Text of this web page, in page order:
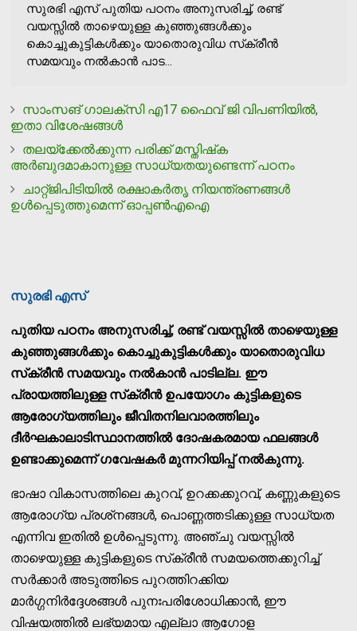
സുരഭി എസ് പുതിയ പഠനം അനുസരിച്ച്, രണ്ട്
വയസ്സില്‍ താഴെയുള്ള കുഞ്ഞുങ്ങള്‍ക്കും
കൊച്ചുകുട്ടികള്‍ക്കും യാതൊരുവിധ സ്‌ക്രീന്‍
സമയവും നല്‍കാന്‍ പാട...
സാംസങ് ഗാലക്സി എ17 ഫൈവ് ജി വിപണിയില്‍,
ഇതാ വിശേഷങ്ങൾ
തലയ്ക്കേല്‍ക്കുന്ന പരിക്ക് മസ്തിഷ്‌ക
അര്‍ബുദമാകാനുള്ള സാധ്യതയുണ്ടെന്ന് പഠനം
ചാറ്റ്ജിപിടിയില്‍ രക്ഷാകര്‍തൃ നിയന്ത്രണങ്ങള്‍
ഉള്‍പ്പെടുത്തുമെന്ന് ഓപ്പണ്‍എഐ
സുരഭി എസ്
പുതിയ പഠനം അനുസരിച്ച്, രണ്ട് വയസ്സില്‍ താഴെയുള്ള
കുഞ്ഞുങ്ങള്‍ക്കും കൊച്ചുകുട്ടികള്‍ക്കും യാതൊരുവിധ
സ്‌ക്രീന്‍ സമയവും നല്‍കാന്‍ പാടില്ല. ഈ
പ്രായത്തിലുള്ള സ്‌ക്രീന്‍ ഉപയോഗം കുട്ടികളുടെ
ആരോഗ്യത്തിലും ജീവിതനിലവാരത്തിലും
ദീര്‍ഘകാലാടിസ്ഥാനത്തില്‍ ദോഷകരമായ ഫലങ്ങള്‍
ഉണ്ടാക്കുമെന്ന് ഗവേഷകര്‍ മുന്നറിയിപ്പ് നല്‍കുന്നു.
ഭാഷാ വികാസത്തിലെ കുറവ്, ഉറക്കക്കുറവ്, കണ്ണുകളുടെ
ആരോഗ്യ പ്രശ്‌നങ്ങള്‍, പൊണ്ണത്തടിക്കുള്ള സാധ്യത
എന്നിവ ഇതില്‍ ഉള്‍പ്പെടുന്നു. അഞ്ചു വയസ്സില്‍
താഴെയുള്ള കുട്ടികളുടെ സ്‌ക്രീന്‍ സമയത്തെക്കുറിച്ച്
സര്‍ക്കാര്‍ അടുത്തിടെ പുറത്തിറക്കിയ
മാര്‍ഗ്ഗനിര്‍ദ്ദേശങ്ങള്‍ പുനഃപരിശോധിക്കാന്‍, ഈ
വിഷയത്തില്‍ ലഭ്യമായ എല്ലാ ആഗോള